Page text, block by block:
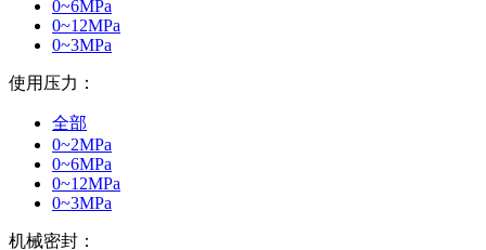
0~6MPa
0~12MPa
0~3MPa
使用压力：
全部
0~2MPa
0~6MPa
0~12MPa
0~3MPa
机械密封：